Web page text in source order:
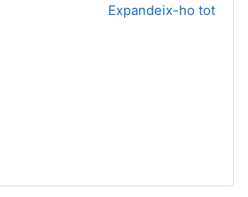
Expandeix-ho tot